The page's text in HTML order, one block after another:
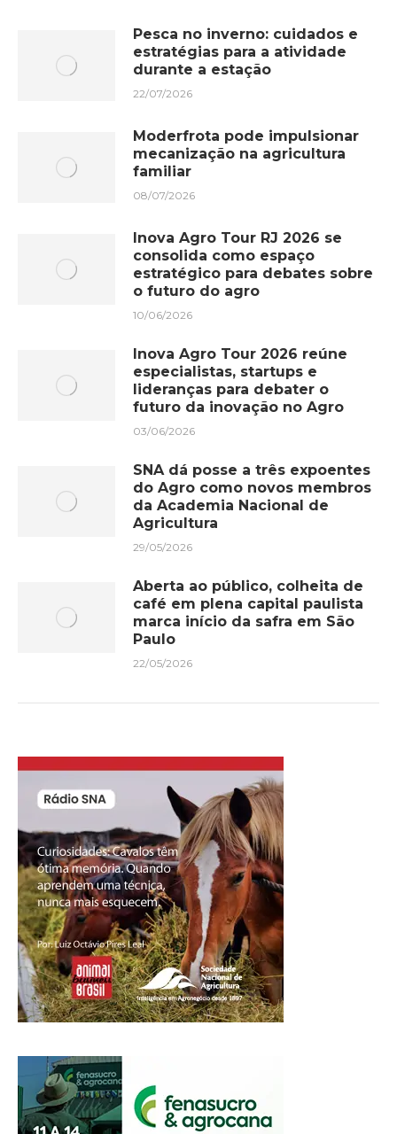
Pesca no inverno: cuidados e
estratégias para a atividade
durante a estação
22/07/2026
Moderfrota pode impulsionar
mecanização na agricultura
familiar
08/07/2026
Inova Agro Tour RJ 2026 se
consolida como espaço
estratégico para debates sobre
o futuro do agro
10/06/2026
Inova Agro Tour 2026 reúne
especialistas, startups e
lideranças para debater o
futuro da inovação no Agro
03/06/2026
SNA dá posse a três expoentes
do Agro como novos membros
da Academia Nacional de
Agricultura
29/05/2026
Aberta ao público, colheita de
café em plena capital paulista
marca início da safra em São
Paulo
22/05/2026